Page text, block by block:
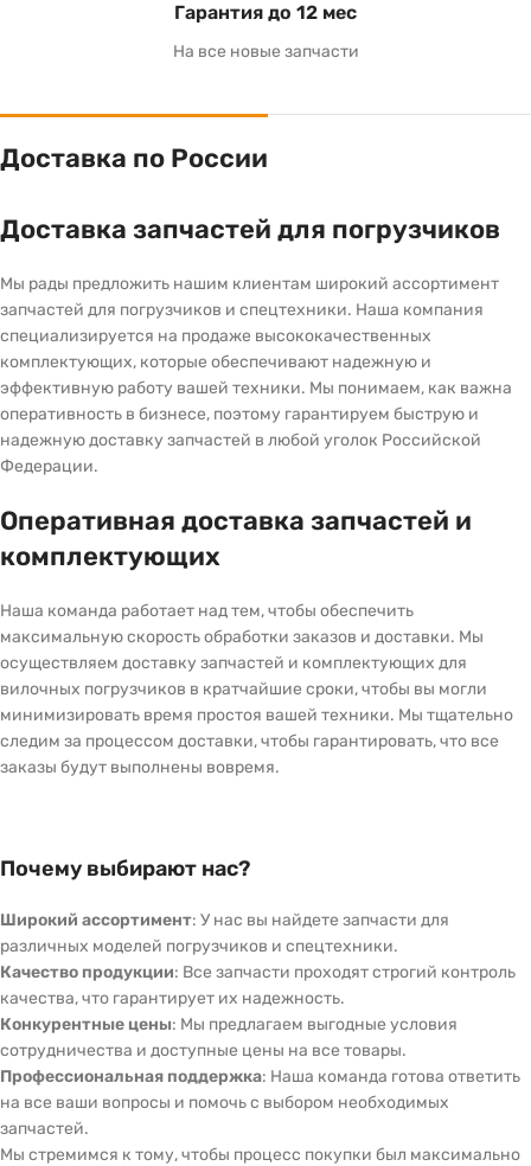
Гарантия до 12 мес
На все новые запчасти
Доставка по России
Доставка запчастей для погрузчиков
Мы рады предложить нашим клиентам широкий ассортимент
запчастей для погрузчиков и спецтехники. Наша компания
специализируется на продаже высококачественных
комплектующих, которые обеспечивают надежную и
эффективную работу вашей техники. Мы понимаем, как важна
оперативность в бизнесе, поэтому гарантируем быструю и
надежную доставку запчастей в любой уголок Российской
Федерации.
Оперативная доставка запчастей и
комплектующих
Наша команда работает над тем, чтобы обеспечить
максимальную скорость обработки заказов и доставки. Мы
осуществляем доставку запчастей и комплектующих для
вилочных погрузчиков в кратчайшие сроки, чтобы вы могли
минимизировать время простоя вашей техники. Мы тщательно
следим за процессом доставки, чтобы гарантировать, что все
заказы будут выполнены вовремя.
Почему выбирают нас?
Широкий ассортимент: У нас вы найдете запчасти для
различных моделей погрузчиков и спецтехники.
Качество продукции: Все запчасти проходят строгий контроль
качества, что гарантирует их надежность.
Конкурентные цены: Мы предлагаем выгодные условия
сотрудничества и доступные цены на все товары.
Профессиональная поддержка: Наша команда готова ответить
на все ваши вопросы и помочь с выбором необходимых
запчастей.
Мы стремимся к тому, чтобы процесс покупки был максимально